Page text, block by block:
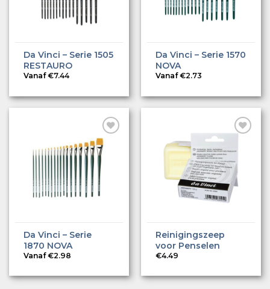
Da Vinci – Serie 1505
RESTAURO
Vanaf €7.44
Da Vinci – Serie 1570
NOVA
Vanaf €2.73
Da Vinci – Serie
1870 NOVA
Vanaf €2.98
Reinigingszeep
voor Penselen
€4.49